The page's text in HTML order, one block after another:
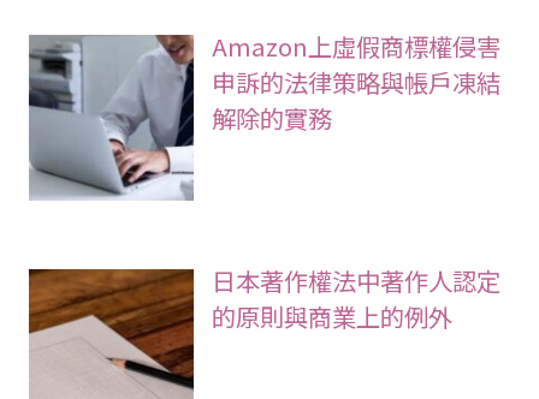
Amazon上虛假商標權侵害
申訴的法律策略與帳戶凍結
解除的實務
日本著作權法中著作人認定
的原則與商業上的例外